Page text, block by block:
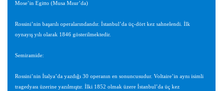
Mose’in Egitto (Musa Mısır’da)
Rossini’nin başarılı operalarındandır. İstanbul’da üç-dört kez sahnelendi. İlk
oynayış yılı olarak 1846 gösterilmektedir.
Semiramide:
Rossini’nin İtalya’da yazdığı 30 operanın en sonuncusudur. Voltaire’in aynı isimli
tragedyası üzerine yazılmıştır. İlki 1852 olmak üzere İstanbul’da üç kez